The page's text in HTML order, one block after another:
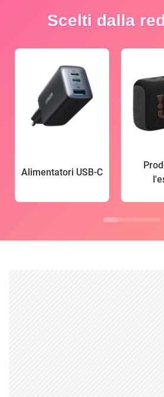
Scelti dalla
Alimentatori USB-C